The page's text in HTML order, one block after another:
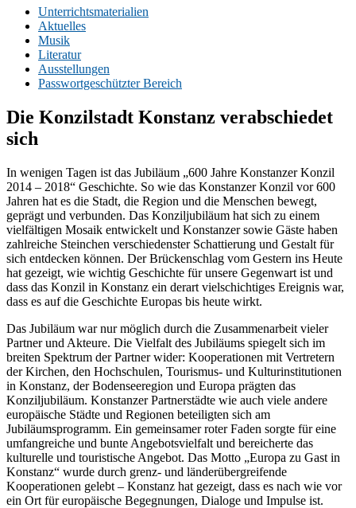
Unterrichtsmaterialien
Aktuelles
Musik
Literatur
Ausstellungen
Passwortgeschützter Bereich
Die Konzilstadt Konstanz verabschiedet
sich
In wenigen Tagen ist das Jubiläum „600 Jahre Konstanzer Konzil
2014 – 2018“ Geschichte. So wie das Konstanzer Konzil vor 600
Jahren hat es die Stadt, die Region und die Menschen bewegt,
geprägt und verbunden. Das Konziljubiläum hat sich zu einem
vielfältigen Mosaik entwickelt und Konstanzer sowie Gäste haben
zahlreiche Steinchen verschiedenster Schattierung und Gestalt für
sich entdecken können. Der Brückenschlag vom Gestern ins Heute
hat gezeigt, wie wichtig Geschichte für unsere Gegenwart ist und
dass das Konzil in Konstanz ein derart vielschichtiges Ereignis war,
dass es auf die Geschichte Europas bis heute wirkt.
Das Jubiläum war nur möglich durch die Zusammenarbeit vieler
Partner und Akteure. Die Vielfalt des Jubiläums spiegelt sich im
breiten Spektrum der Partner wider: Kooperationen mit Vertretern
der Kirchen, den Hochschulen, Tourismus- und Kulturinstitutionen
in Konstanz, der Bodenseeregion und Europa prägten das
Konziljubiläum. Konstanzer Partnerstädte wie auch viele andere
europäische Städte und Regionen beteiligten sich am
Jubiläumsprogramm. Ein gemeinsamer roter Faden sorgte für eine
umfangreiche und bunte Angebotsvielfalt und bereicherte das
kulturelle und touristische Angebot. Das Motto „Europa zu Gast in
Konstanz“ wurde durch grenz- und länderübergreifende
Kooperationen gelebt – Konstanz hat gezeigt, dass es nach wie vor
ein Ort für europäische Begegnungen, Dialoge und Impulse ist.